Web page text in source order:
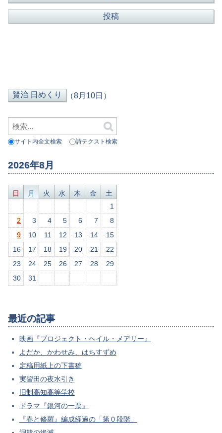
（8月10日）
サイト内全文検索 詩テクスト検索
2026年8月
日 月 火 水 木 金
土
1
2
3 4 5 6 7
8
9
10 11 12 13 14
15
16
17 18 19 20 21
22
23
24 25 26 27 28
29
30
31
最近の記事
映画『プロジェクト・ヘイル・メアリー』
よだか、かわせみ、はちすずめ
定稿用紙上の下書稿
実習田の夜水引き
旧制高知高等学校
ドラマ『銀河の一票』
『春と修羅』編成経過の「第０段階」